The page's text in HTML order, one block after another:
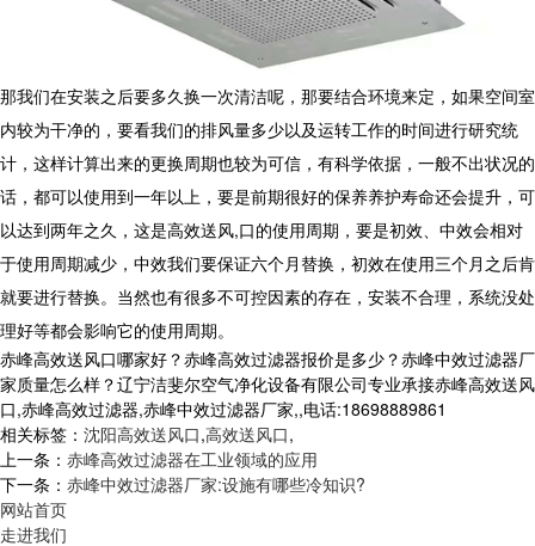
那我们在安装之后要多久换一次清洁呢，那要结合环境来定，如果空间室
内较为干净的，要看我们的排风量多少以及运转工作的时间进行研究统
计，这样计算出来的更换周期也较为可信，有科学依据，一般不出状况的
话，都可以使用到一年以上，要是前期很好的保养养护寿命还会提升，可
以达到两年之久，这是高效送风,口的使用周期，要是初效、中效会相对
于使用周期减少，中效我们要保证六个月替换，初效在使用三个月之后肯
就要进行替换。当然也有很多不可控因素的存在，安装不合理，系统没处
理好等都会影响它的使用周期。
赤峰高效送风口哪家好？赤峰高效过滤器报价是多少？赤峰中效过滤器厂
家质量怎么样？辽宁洁斐尔空气净化设备有限公司专业承接赤峰高效送风
口,赤峰高效过滤器,赤峰中效过滤器厂家,,电话:18698889861
相关标签： 沈阳高效送风口,高效送风口,
上一条： 赤峰高效过滤器在工业领域的应用
下一条： 赤峰中效过滤器厂家:设施有哪些冷知识?
网站首页
走进我们